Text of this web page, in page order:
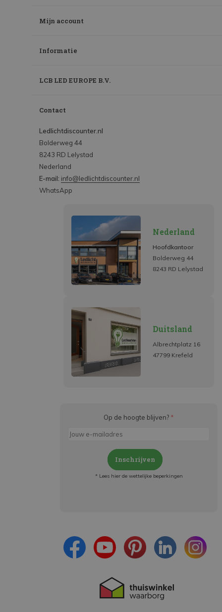
Mijn account
Informatie
LCB LED EUROPE B.V.
Contact
Ledlichtdiscounter.nl
Bolderweg 44
8243 RD Lelystad
Nederland
E-mail: info@ledlichtdiscounter.nl
WhatsApp
Nederland
Hoofdkantoor
Bolderweg 44
8243 RD Lelystad
Duitsland
Albrechtplatz 16
47799 Krefeld
Op de hoogte blijven? *
Inschrijven
* Lees hier de wettelijke beperkingen